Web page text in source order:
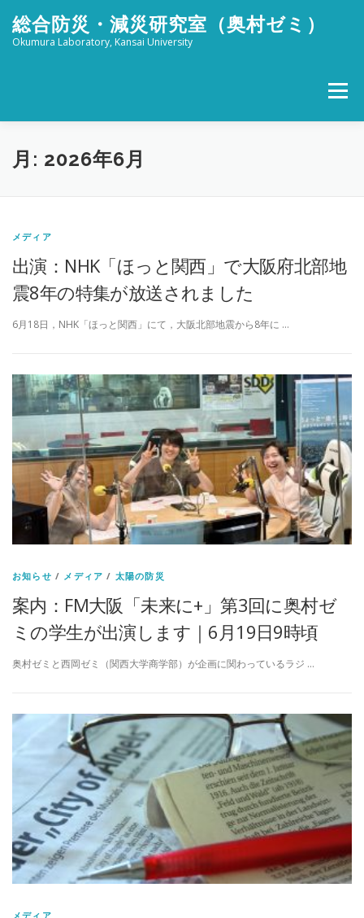
キ
総合防災・減災研究室（奥村ゼミ）
Okumura Laboratory, Kansai University
メニュー
ホーム メンバー
リンク アクセス
月: 2026年6月
メディア
出演：NHK「ほっと関西」で大阪府北部地
震8年の特集が放送されました
6月18日，NHK「ほっと関西」にて，大阪北部地震から8年に …
お知らせ / メディア / 太陽の防災
案内：FM大阪「未来に+」第3回に奥村ゼ
ミの学生が出演します｜6月19日9時頃
奥村ゼミと西岡ゼミ（関西大学商学部）が企画に関わっているラジ …
メディア